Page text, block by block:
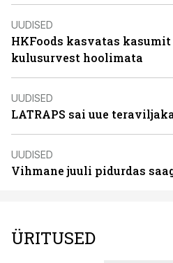
UUDISED
HKFoods kasvatas
kulusurvest hoolimata
UUDISED
LATRAPS sai uue
UUDISED
Vihmane juuli pidurdas
ÜRITUSED